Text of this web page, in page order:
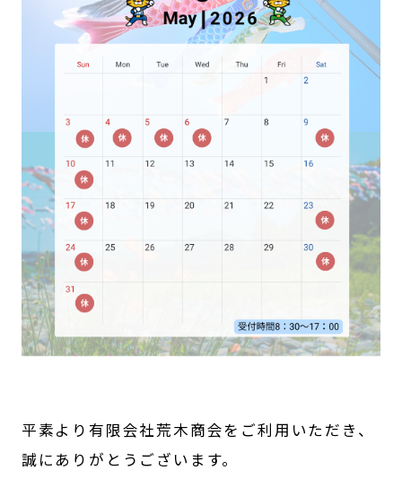
平素より有限会社荒木商会をご利用いただき、
誠にありがとうございます。